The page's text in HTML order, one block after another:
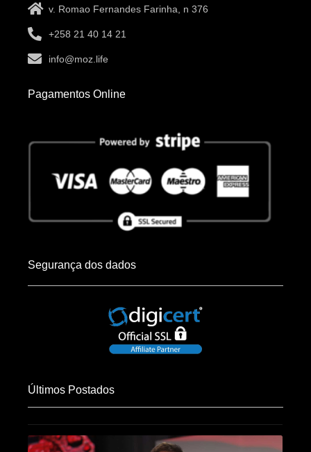
v. Romao Fernandes Farinha, n 376
+258 21 40 14 21
info@moz.life
Pagamentos Online
Segurança dos dados
Últimos Postados